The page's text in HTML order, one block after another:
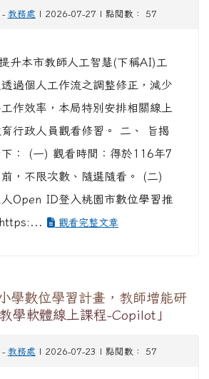
- 教務處 | 2026-07-27 | 點閱數： 57
升本市教師人工智慧(下稱AI)工
過個人工作流之調整修正，減少
作效率，本局特別安排相關線上
行政人員觀看修習。 二、 旨揭
： (一) 觀看時間：得於116年7
，不限次數、隨選隨看。 (二)
Open ID登入桃園市數位學習推
觀看完整文章
學數位學習計畫，教師增能研
學軟體線上課程-Copilot」
- 教務處 | 2026-07-23 | 點閱數： 57